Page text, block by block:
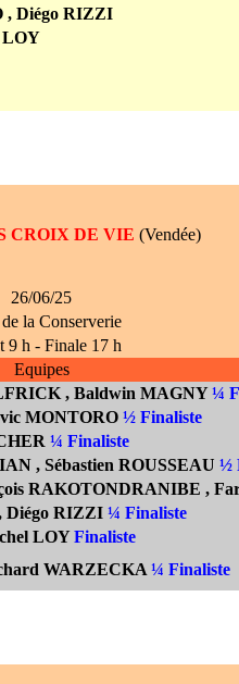
, Diégo RIZZI
LOY
CROIX DE VIE (Vendée)
26/06/25
la Conserverie
9 h - Finale 17 h
Equipes
, Baldwin MAGNY¼
MONTORO ½ Finaliste
¼ Finaliste
, Sébastien ROUSSEAU ½
RAKOTONDRANIBE ,
Diégo RIZZI ¼ Finaliste
LOYFinaliste
WARZECKA ¼ Finaliste